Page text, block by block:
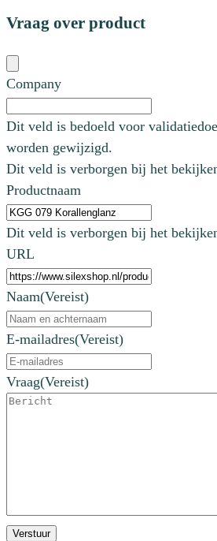
Vraag over product
Company
Dit veld is bedoeld voor
worden gewijzigd.
Dit veld is verborgen bij het
Productnaam
Dit veld is verborgen bij het
URL
Naam(Vereist)
E-mailadres(Vereist)
Vraag(Vereist)
Verstuur